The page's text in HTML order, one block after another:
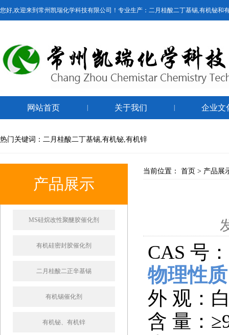
您好,欢迎来到常州凯瑞化学科技有限公司！专业生产：二月桂酸二丁基锡,有机铋和
网站首页 关于我们 企业文
热门关键词：二月桂酸二丁基锡,有机铋,有机锌
产品展示
MS硅烷改性聚醚胶催化剂
有机硅密封胶催化剂
二月桂酸二正辛基锡
有机锡催化剂
有机铋、有机锌
当前位置： 首页 > 产品展
CAS 号
物理性质
外 观：
含 量：